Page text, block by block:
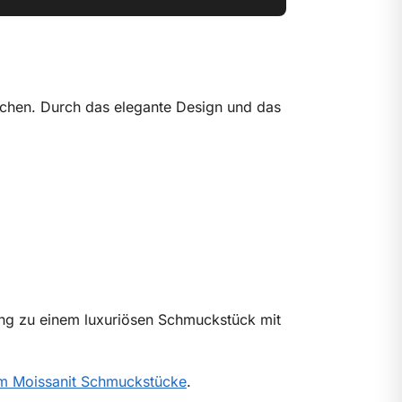
Durch das elegante Design und das
zu einem luxuriösen Schmuckstück mit
Moissanit Schmuckstücke.